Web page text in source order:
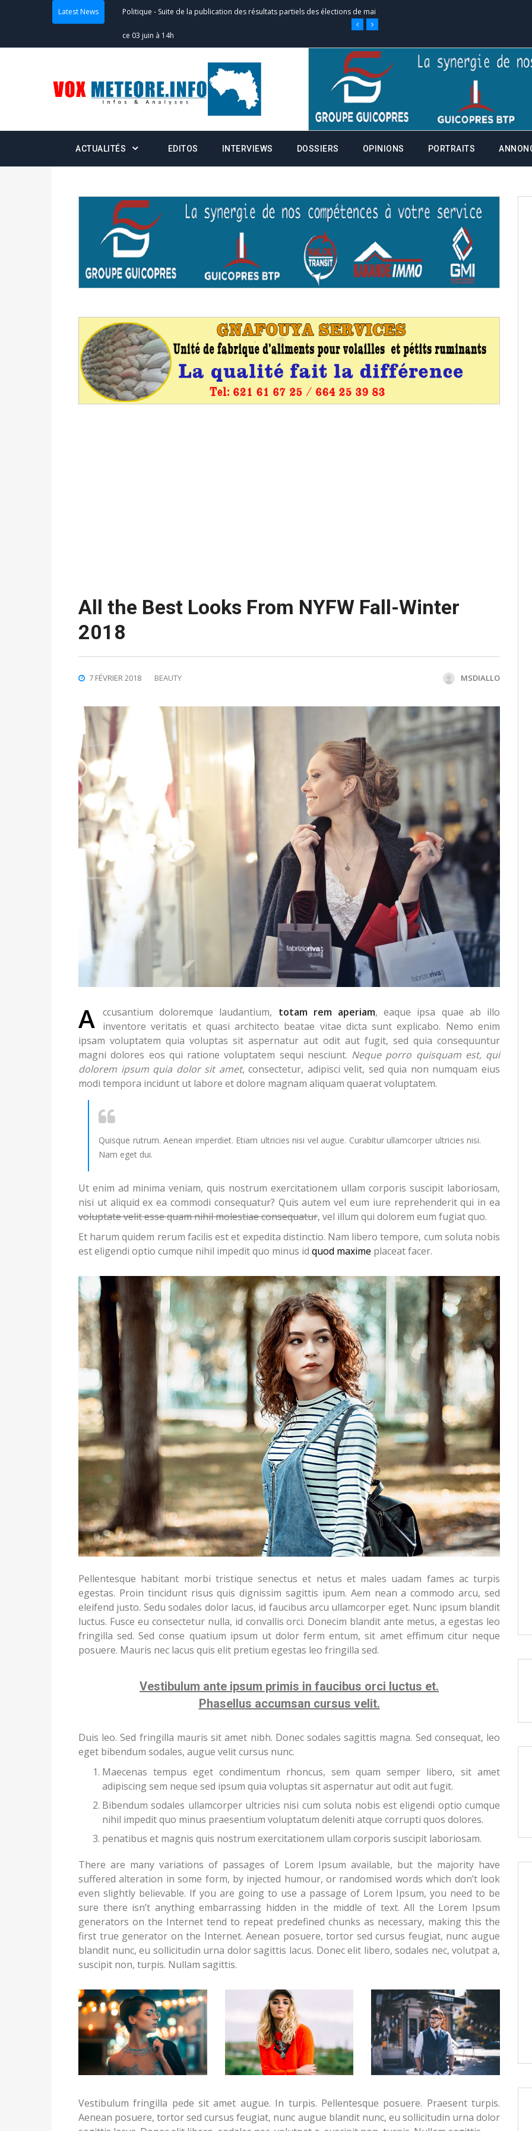
Latest News
Suite de la publication des résultats partiels des élections de mai
– mardi 02 juin à 17h
Scrutins : la DGE active un centre d’appel, joignable au 105, ouvert
24h/24 et 7j/7
Double scrutin du 31 mai : fin des campagnes ce jeudi 28 mai à
minuit
Actualités-Communiqué relatif à la délivrance de la fiche de procuration
Centralisation des Votes (CACV) à une prestation de serment et à une
formation
Candidats : désignez vos représentants aux CACV (centralisation
des votes) avant le 16 mai à 16h
du 16 au 31 mai 2026
Politique-Délégués de bureaux de vote : vos informations à transmettre
avant le 16 mai 2026 à 16h
Politique-Proclamation des résultats globaux provisoires et des
ACTUALITÉS EDITOS INTERVIEWS DOSSIERS OPINIONS PORTRAITS
All the Best Looks From NYFW Fall-Winter
2018
7 FÉVRIER 2018 BEAUTY MSDIALLO
A ccusantium doloremque laudantium, totam rem aperiam, eaque ipsa quae ab illo
inventore veritatis et quasi architecto beatae vitae dicta sunt explicabo. Nemo enim
ipsam voluptatem quia voluptas sit aspernatur aut odit aut fugit, sed quia consequuntur
magni dolores eos qui ratione voluptatem sequi nesciunt. Neque porro quisquam est, qui
dolorem ipsum quia dolor sit amet, consectetur, adipisci velit, sed quia non numquam eius
modi tempora incidunt ut labore et dolore magnam aliquam quaerat voluptatem.
Quisque rutrum. Aenean imperdiet. Etiam ultricies nisi vel augue. Curabitur ullamcorper ultricies nisi.
Nam eget dui.
Ut enim ad minima veniam, quis nostrum exercitationem ullam corporis suscipit laboriosam,
nisi ut aliquid ex ea commodi consequatur? Quis autem vel eum iure reprehenderit qui in ea
voluptate velit esse quam nihil molestiae consequatur, vel illum qui dolorem eum fugiat quo.
Et harum quidem rerum facilis est et expedita distinctio. Nam libero tempore, cum soluta nobis
est eligendi optio cumque nihil impedit quo minus id quod maxime placeat facer.
Pellentesque habitant morbi tristique senectus et netus et males uadam fames ac turpis
egestas. Proin tincidunt risus quis dignissim sagittis ipum. Aem nean a commodo arcu, sed
eleifend justo. Sedu sodales dolor lacus, id faucibus arcu ullamcorper eget. Nunc ipsum blandit
luctus. Fusce eu consectetur nulla, id convallis orci. Donecim blandit ante metus, a egestas leo
fringilla sed. Sed conse quatium ipsum ut dolor ferm entum, sit amet effimum citur neque
posuere. Mauris nec lacus quis elit pretium egestas leo fringilla sed.
Vestibulum ante ipsum primis in faucibus orci luctus et.
Phasellus accumsan cursus velit.
Duis leo. Sed fringilla mauris sit amet nibh. Donec sodales sagittis magna. Sed consequat, leo
eget bibendum sodales, augue velit cursus nunc.
Maecenas tempus eget condimentum rhoncus, sem quam semper libero, sit amet
adipiscing sem neque sed ipsum quia voluptas sit aspernatur aut odit aut fugit.
Bibendum sodales ullamcorper ultricies nisi cum soluta nobis est eligendi optio cumque
nihil impedit quo minus praesentium voluptatum deleniti atque corrupti quos dolores.
penatibus et magnis quis nostrum exercitationem ullam corporis suscipit laboriosam.
There are many variations of passages of Lorem Ipsum available, but the majority have
suffered alteration in some form, by injected humour, or randomised words which don’t look
even slightly believable. If you are going to use a passage of Lorem Ipsum, you need to be
sure there isn’t anything embarrassing hidden in the middle of text. All the Lorem Ipsum
generators on the Internet tend to repeat predefined chunks as necessary, making this the
first true generator on the Internet. Aenean posuere, tortor sed cursus feugiat, nunc augue
blandit nunc, eu sollicitudin urna dolor sagittis lacus. Donec elit libero, sodales nec, volutpat a,
suscipit non, turpis. Nullam sagittis.
Vestibulum fringilla pede sit amet augue. In turpis. Pellentesque posuere. Praesent turpis.
Aenean posuere, tortor sed cursus feugiat, nunc augue blandit nunc, eu sollicitudin urna dolor